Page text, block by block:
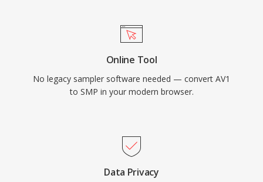
Online Tool
No legacy sampler software needed — convert AV1
to SMP in your modern browser.
Data Privacy